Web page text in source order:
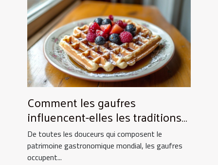
Comment les gaufres
influencent-elles les traditions
culinaires ?
De toutes les douceurs qui composent le
patrimoine gastronomique mondial, les gaufres
occupent...